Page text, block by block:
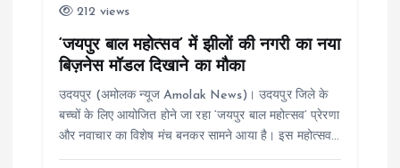
212 views
‘जयपुर बाल महोत्सव’ में झीलों की नगरी का नया
बिज़नेस मॉडल दिखाने का मौका
उदयपुर (अमोलक न्यूज Amolak News)। उदयपुर जिले के
बच्चों के लिए आयोजित होने जा रहा ‘जयपुर बाल महोत्सव’ प्रेरणा
और नवाचार का विशेष मंच बनकर सामने आया है। इस महोत्सव…